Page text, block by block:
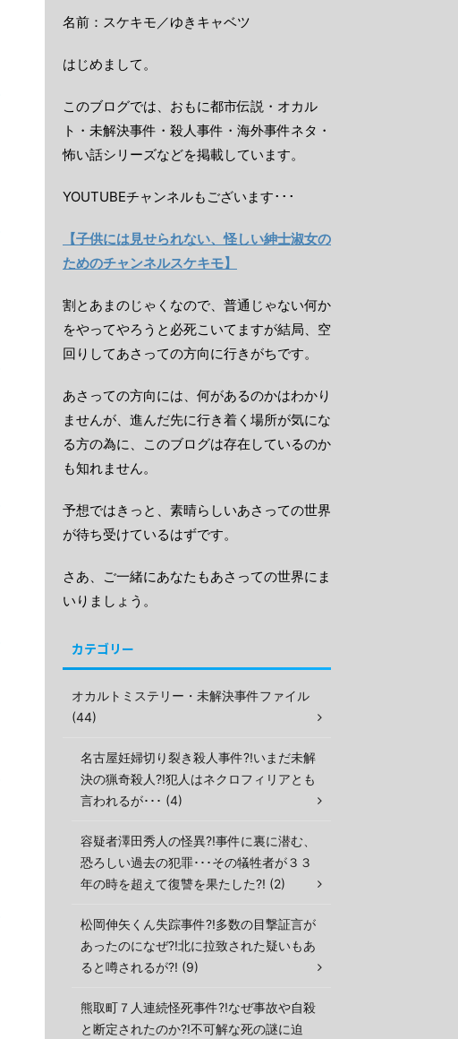
名前：スケキモ／ゆきキャベツ
はじめまして。
このブログでは、おもに都市伝説・オカル
ト・未解決事件・殺人事件・海外事件ネタ・
怖い話シリーズなどを掲載しています。
YOUTUBEチャンネルもございます･･･
【子供には見せられない、怪しい紳士淑女の
ためのチャンネルスケキモ】
割とあまのじゃくなので、普通じゃない何か
をやってやろうと必死こいてますが結局、空
回りしてあさっての方向に行きがちです。
あさっての方向には、何があるのかはわかり
ませんが、進んだ先に行き着く場所が気にな
る方の為に、このブログは存在しているのか
も知れません。
予想ではきっと、素晴らしいあさっての世界
が待ち受けているはずです。
さあ、ご一緒にあなたもあさっての世界にま
いりましょう。
カテゴリー
オカルトミステリー・未解決事件ファイル
(44)
名古屋妊婦切り裂き殺人事件?!いまだ未解
決の猟奇殺人?!犯人はネクロフィリアとも
言われるが･･･ (4)
容疑者澤田秀人の怪異?!事件に裏に潜む、
恐ろしい過去の犯罪･･･その犠牲者が３３
年の時を超えて復讐を果たした?! (2)
松岡伸矢くん失踪事件?!多数の目撃証言が
あったのになぜ?!北に拉致された疑いもあ
ると噂されるが?! (9)
熊取町７人連続怪死事件?!なぜ事故や自殺
と断定されたのか?!不可解な死の謎に迫